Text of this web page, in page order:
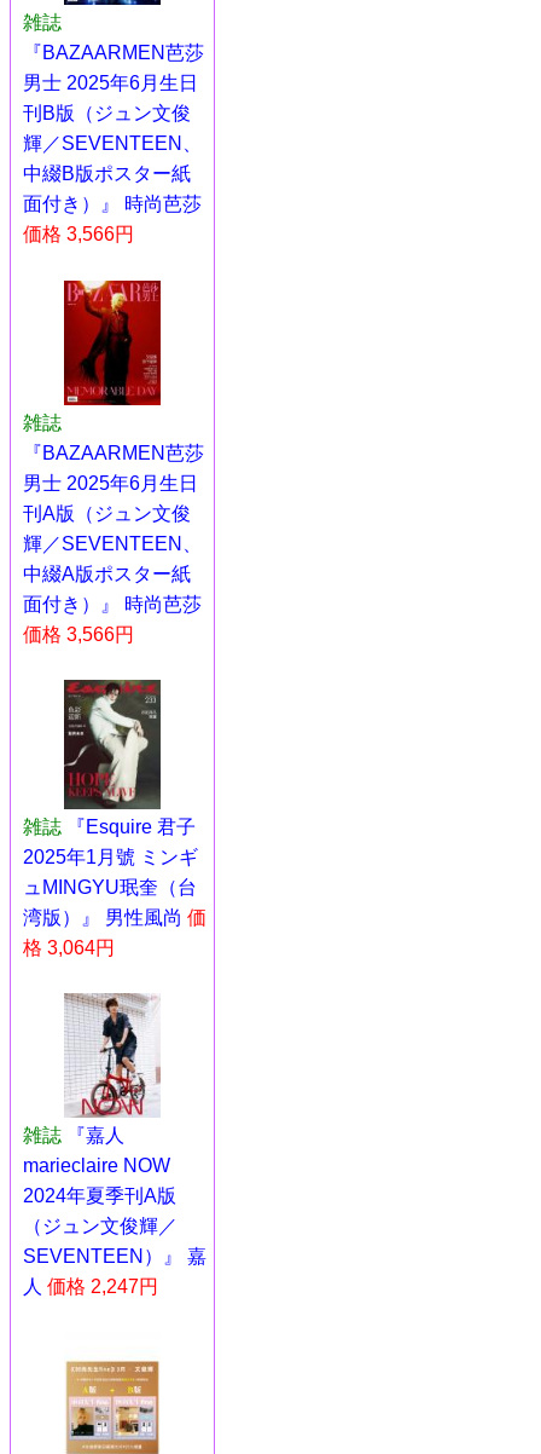
雑誌
『BAZAARMEN芭莎
男士 2025年6月生日
刊B版（ジュン文俊
輝／SEVENTEEN、
中綴B版ポスター紙
面付き）』 時尚芭莎
価格 3,566円
雑誌
『BAZAARMEN芭莎
男士 2025年6月生日
刊A版（ジュン文俊
輝／SEVENTEEN、
中綴A版ポスター紙
面付き）』 時尚芭莎
価格 3,566円
雑誌
『Esquire 君子
2025年1月號 ミンギ
ュMINGYU珉奎（台
湾版）』 男性風尚 価
格 3,064円
雑誌
『嘉人
marieclaire NOW
2024年夏季刊A版
（ジュン文俊輝／
SEVENTEEN）』 嘉
人 価格 2,247円